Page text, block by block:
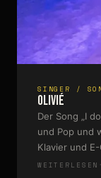
SINGER /
Olivié
Der Song „I
und Pop und
Klavier und
WEITERLESEN